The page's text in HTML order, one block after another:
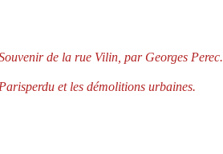
de la rue Vilin, par Georges Perec.
Parisperdu et les démolitions urbaines.